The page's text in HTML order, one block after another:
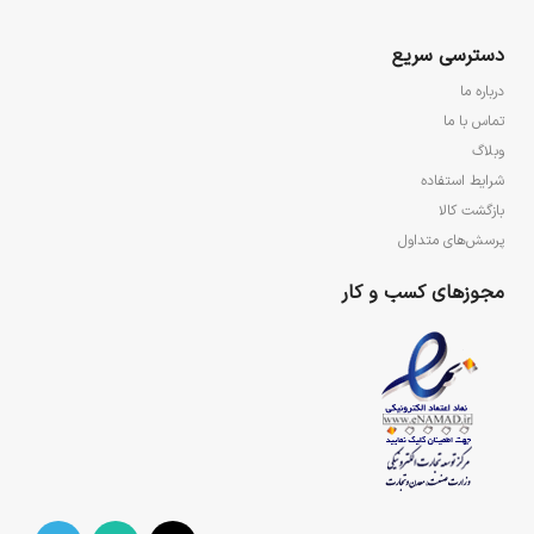
دسترسی سریع
درباره ما
تماس با ما
وبلاگ
شرایط استفاده
بازگشت کالا
پرسش‌های متداول
مجوزهای کسب و کار